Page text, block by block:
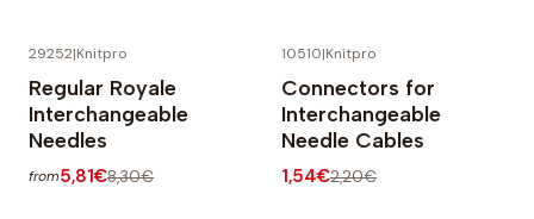
29252|Knitpro
Regular Royale
Interchangeable
Needles
from5,81€8,30€
10510|Knitpro
Connectors for
Interchangeable
Needle Cables
1,54€2,20€